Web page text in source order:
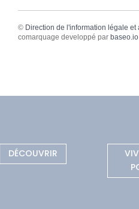
© Direction de l'information légale et
comarquage developpé par baseo.io
DÉCOUVRIR